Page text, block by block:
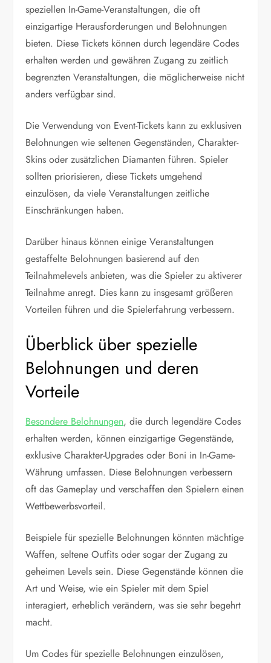
speziellen In-Game-Veranstaltungen, die oft
einzigartige Herausforderungen und Belohnungen
bieten. Diese Tickets können durch legendäre Codes
erhalten werden und gewähren Zugang zu zeitlich
begrenzten Veranstaltungen, die möglicherweise nicht
anders verfügbar sind.
Die Verwendung von Event-Tickets kann zu exklusiven
Belohnungen wie seltenen Gegenständen, Charakter-
Skins oder zusätzlichen Diamanten führen. Spieler
sollten priorisieren, diese Tickets umgehend
einzulösen, da viele Veranstaltungen zeitliche
Einschränkungen haben.
Darüber hinaus können einige Veranstaltungen
gestaffelte Belohnungen basierend auf den
Teilnahmelevels anbieten, was die Spieler zu aktiverer
Teilnahme anregt. Dies kann zu insgesamt größeren
Vorteilen führen und die Spielerfahrung verbessern.
Überblick über spezielle
Belohnungen und deren
Vorteile
Besondere Belohnungen, die durch legendäre Codes
erhalten werden, können einzigartige Gegenstände,
exklusive Charakter-Upgrades oder Boni in In-Game-
Währung umfassen. Diese Belohnungen verbessern
oft das Gameplay und verschaffen den Spielern einen
Wettbewerbsvorteil.
Beispiele für spezielle Belohnungen könnten mächtige
Waffen, seltene Outfits oder sogar der Zugang zu
geheimen Levels sein. Diese Gegenstände können die
Art und Weise, wie ein Spieler mit dem Spiel
interagiert, erheblich verändern, was sie sehr begehrt
macht.
Um Codes für spezielle Belohnungen einzulösen,